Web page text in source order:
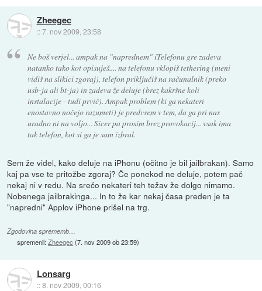
Zheegec
::7. nov 2009, 23:58
Ne boš verjel... ampak na "naprednem" iTelefonu gre zadeva
natanko tako kot opisuješ.... na telefonu vklopiš tethering (meni
vidiš na slikici zgoraj), telefon priključiš na računalnik (preko
usb-ja ali bt-ja) in zadeva že deluje (brez kakršne koli
instalacije - tudi prvič). Ampak problem (ki ga nekateri
enostavno nočejo razumeti) je predvsem v tem, da ga pri nas
uradno ni na voljo... Sicer pa prosim brez provokacij... vsak ima
tak telefon, kot si ga je sam izbral.
Sem že videl, kako deluje na iPhonu (očitno je bil jailbrakan). Samo
kaj pa vse te pritožbe zgoraj? Če ponekod ne deluje, potem pač
nekaj ni v redu. Na srečo nekateri teh težav že dolgo nimamo.
Nobenega jailbrakinga... In to že kar nekaj časa preden je ta
"napredni" Applov iPhone prišel na trg.
Zgodovina sprememb…
spremenil:Zheegec (7. nov 2009 ob 23:59)
Lonsarg
::8. nov 2009, 00:16